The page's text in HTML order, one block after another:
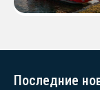
Последние